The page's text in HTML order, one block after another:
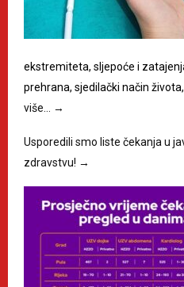
ekstremiteta, sljepoće i
prehrana, sjedilački način
više… →
Usporedili smo liste čekanja u
zdravstvu! →